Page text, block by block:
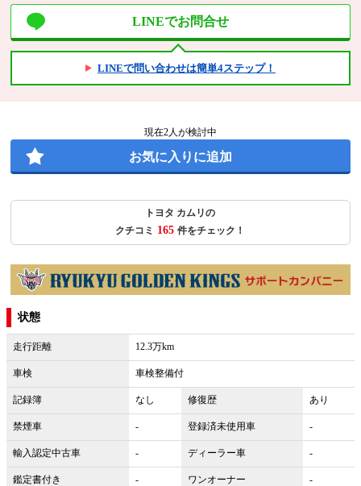
LINEでお問合せ
LINEで問い合わせは簡単4ステップ！
現在2人が検討中
お気に入りに追加
トヨタ カムリの
クチコミ 165 件をチェック！
状態
走行距離 12.3万km
車検 車検整備付
記録簿 なし 修復歴 あり
禁煙車 - 登録済未使用車 -
輸入認定中古車 - ディーラー車 -
鑑定書付き - ワンオーナー -